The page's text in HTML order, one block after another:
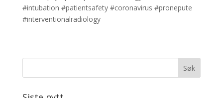
#intubation #patientsafety #coronavirus #pronepute
#interventionalradiology